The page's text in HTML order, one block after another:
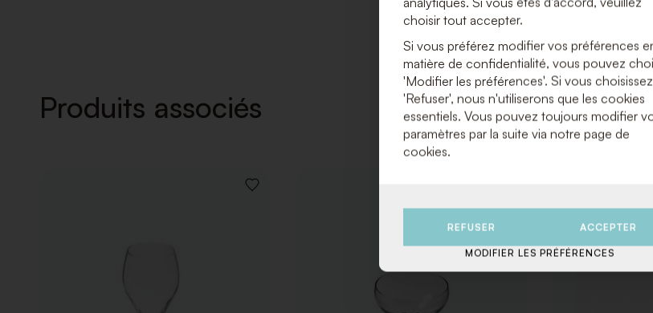
Produits associés
AJOUTER
DE
SOUHAITS
choisir tout accepter.
Si vous préférez modifier vos préférences
matière de confidentialité, vous pouvez
'Modifier les préférences'. Si vous choisissez
'Refuser', nous n'utiliserons que les cookies
essentiels. Vous pouvez toujours modifier
paramètres par la suite via notre page de
cookies.
REFUSER ACCEPTER
MODIFIER LES PRÉFÉRENCES